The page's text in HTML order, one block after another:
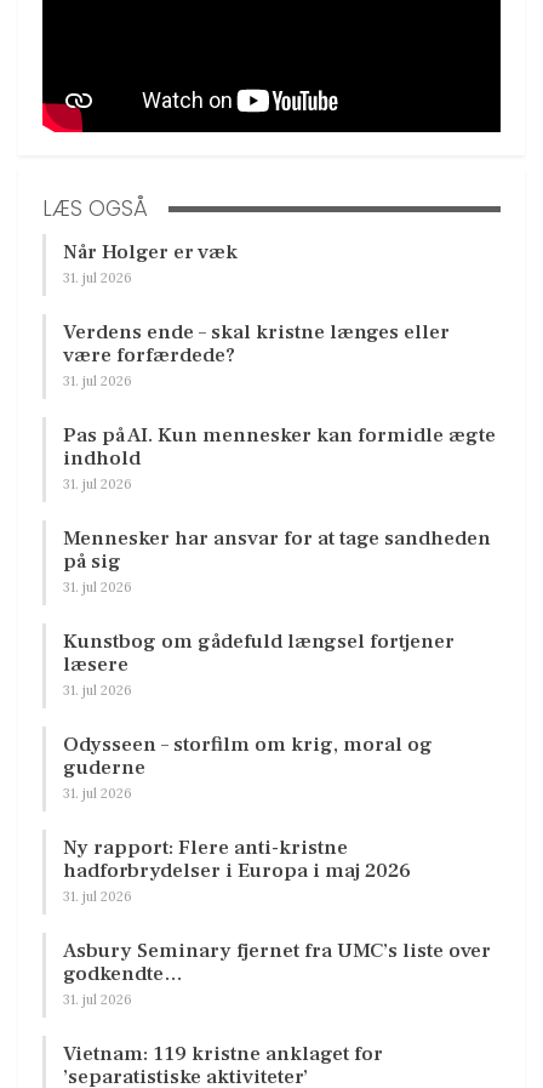
LÆS OGSÅ
Når Holger er væk
31. jul 2026
Verdens ende – skal kristne længes eller
være forfærdede?
31. jul 2026
Pas på AI. Kun mennesker kan formidle ægte
indhold
31. jul 2026
Mennesker har ansvar for at tage sandheden
på sig
31. jul 2026
Kunstbog om gådefuld længsel fortjener
læsere
31. jul 2026
Odysseen – storfilm om krig, moral og
guderne
31. jul 2026
Ny rapport: Flere anti-kristne
hadforbrydelser i Europa i maj 2026
31. jul 2026
Asbury Seminary fjernet fra UMC’s liste over
godkendte…
31. jul 2026
Vietnam: 119 kristne anklaget for
’separatistiske aktiviteter’